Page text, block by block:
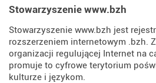
Stowarzyszenie www.bzh
Stowarzyszenie www.bzh jest
rozszerzeniem internetowym .bzh.
organizacji regulującej Internet na
promuje to cyfrowe terytorium
kulturze i językom.